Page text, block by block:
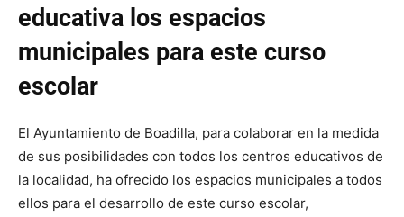
educativa los espacios
municipales para este curso
escolar
El Ayuntamiento de Boadilla, para colaborar en la medida
de sus posibilidades con todos los centros educativos de
la localidad, ha ofrecido los espacios municipales a todos
ellos para el desarrollo de este curso escolar,